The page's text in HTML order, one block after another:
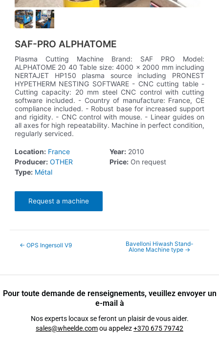
SAF-PRO ALPHATOME
Plasma Cutting Machine Brand: SAF PRO Model:
ALPHATOME 20 40 Table size: 4000 x 2000 mm including
NERTAJET HP150 plasma source including PRONEST
HYPETHERM NESTING SOFTWARE - CNC cutting table -
Cutting capacity: 20 mm steel CNC control with cutting
software included. - Country of manufacture: France, CE
compliance included. - Robust base for increased support
and rigidity. - CNC control with mouse. - Linear guides on
all axes for high repeatability. Machine in perfect condition,
regularly serviced.
Location: France
Producer: OTHER
Type: Métal
Year: 2010
Price: On request
Request a machine
← OPS Ingersoll V9
Bavelloni Hiwash Stand-
Alone Machine type →
Pour toute demande de renseignements, veuillez envoyer un
e-mail à
Nos experts locaux se feront un plaisir de vous aider.
sales@wheelde.comou appelez+370 675 79742